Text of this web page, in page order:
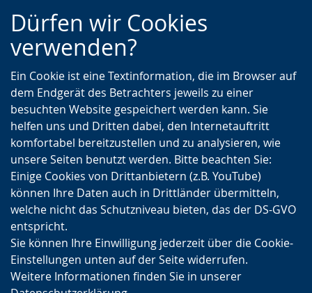
Zur
Hauptnavigation
Zur
Seitennavigation
Zum
Inhalt
Dürfen wir Cookies
verwenden?
Ein Cookie ist eine Textinformation, die im Browser auf
dem Endgerät des Betrachters jeweils zu einer
besuchten Website gespeichert werden kann. Sie
helfen uns und Dritten dabei, den Internetauftritt
komfortabel bereitzustellen und zu analysieren, wie
unsere Seiten benutzt werden. Bitte beachten Sie:
Einige Cookies von Drittanbietern (z.B. YouTube)
können Ihre Daten auch in Drittländer übermitteln,
welche nicht das Schutzniveau bieten, das der DS-GVO
entspricht.
Sie können Ihre Einwilligung jederzeit über die Cookie-
Einstellungen unten auf der Seite widerrufen.
Weitere Informationen finden Sie in unserer